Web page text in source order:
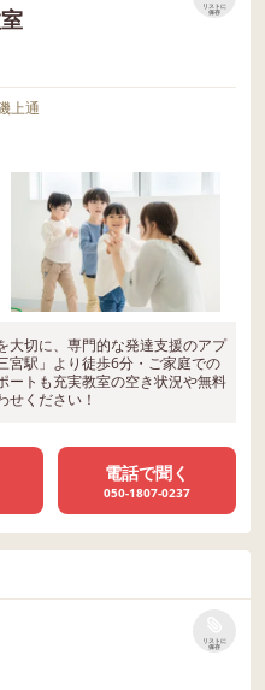
リストに
保存
上通
大切に、専門的な発達支援のアプ
宮駅」より徒歩6分・ご家庭での
ートも充実教室の空き状況や無料
せください！
電話で聞く
050-1807-0237
リストに
保存